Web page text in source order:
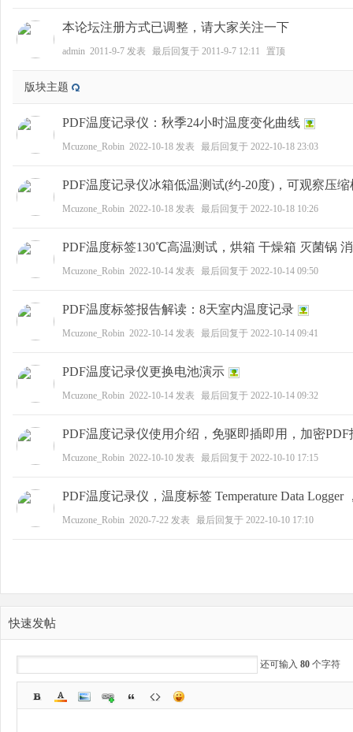
科
本论坛注册方式已调整，请大家关注一下
admin 2011-9-7 发表 最后回复于 2011-9-7 12:11 置顶
版块主题
PDF温度记录仪：秋季24小时温度变化曲线
Mcuzone_Robin 2022-10-18 发表 最后回复于 2022-10-18 23:03
PDF温度记录仪冰箱低温测试(约-20度)，可观察压
Mcuzone_Robin 2022-10-18 发表 最后回复于 2022-10-18 10:26
PDF温度标签130℃高温测试，烘箱 干燥箱 灭菌锅
Mcuzone_Robin 2022-10-14 发表 最后回复于 2022-10-14 09:50
PDF温度标签报告解读：8天室内温度记录
Mcuzone_Robin 2022-10-14 发表 最后回复于 2022-10-14 09:41
PDF温度记录仪更换电池演示
Mcuzone_Robin 2022-10-14 发表 最后回复于 2022-10-14 09:32
PDF温度记录仪使用介绍，免驱即插即用，加密PDF
Mcuzone_Robin 2022-10-10 发表 最后回复于 2022-10-10 17:15
PDF温度记录仪，温度标签 Temperature Data
Mcuzone_Robin 2020-7-22 发表 最后回复于 2022-10-10 17:10
快速发帖
还可输入 80 个字符